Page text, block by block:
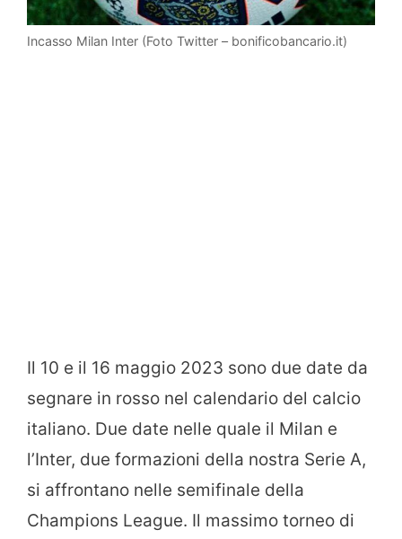
Incasso Milan Inter (Foto Twitter – bonificobancario.it)
Il 10 e il 16 maggio 2023 sono due date da
segnare in rosso nel calendario del calcio
italiano. Due date nelle quale il Milan e
l’Inter, due formazioni della nostra Serie A,
si affrontano nelle semifinale della
Champions League. Il massimo torneo di